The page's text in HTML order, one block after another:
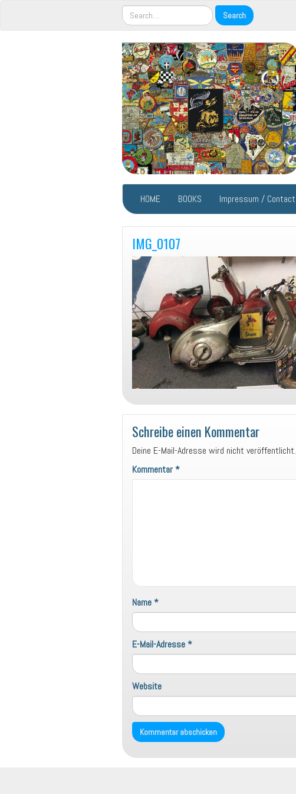
HOME BOOKS Impressum / Contact
IMG_0107
Schreibe einen Kommentar
Deine E-Mail-Adresse wird nicht veröffentlicht.
Kommentar*
Name*
E-Mail-Adresse*
Website